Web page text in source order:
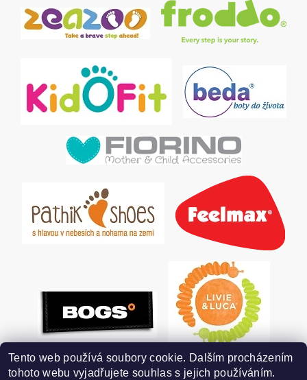
Tento web používá soubory cookie. Dalším procházením
tohoto webu vyjadřujete souhlas s jejich používáním.